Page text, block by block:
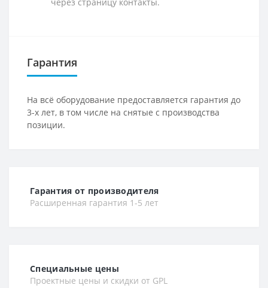
Гарантия
На всё оборудование предоставляется гарантия до
3-х лет, в том числе на снятые с производства
позиции.
Гарантия от производителя
Расширенная гарантия 1-5 лет
Специальные цены
Проектные цены и скидки от GPL